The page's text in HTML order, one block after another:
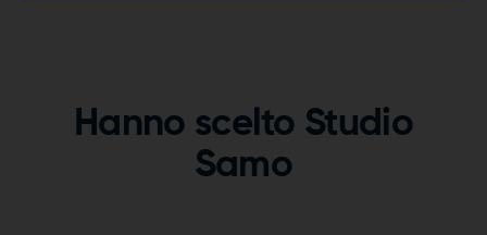
Hanno scelto Studio
Samo